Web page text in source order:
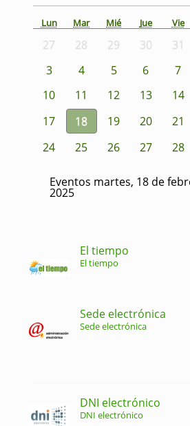
Lun Mar Mié Jue Vie
27 28 29 30 31
3
4 5 6 7
10
11 12 13 14
17
18 19 20 21
24
25 26 27 28
Eventos martes, 18 de
2025
El tiempo
El tiempo
Sede electrónica
Sede electrónica
DNI electrónico
DNI electrónico